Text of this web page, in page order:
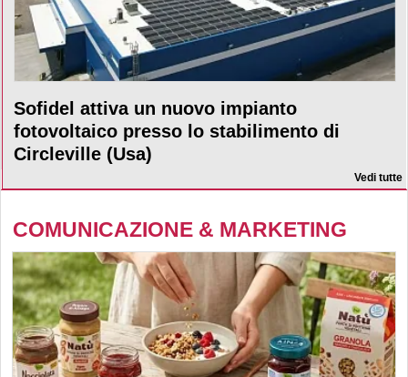
Sofidel attiva un nuovo impianto
fotovoltaico presso lo stabilimento di
Circleville (Usa)
Vedi tutte
COMUNICAZIONE & MARKETING